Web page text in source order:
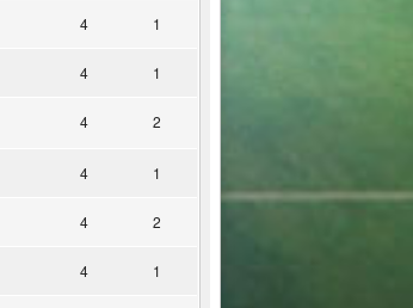
4 1
4 1
4 2
4 1
4 2
4 1